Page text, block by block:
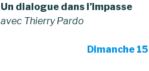
Un dialogue dans l’impasse
avec Thierry Pardo
Dimanche 15